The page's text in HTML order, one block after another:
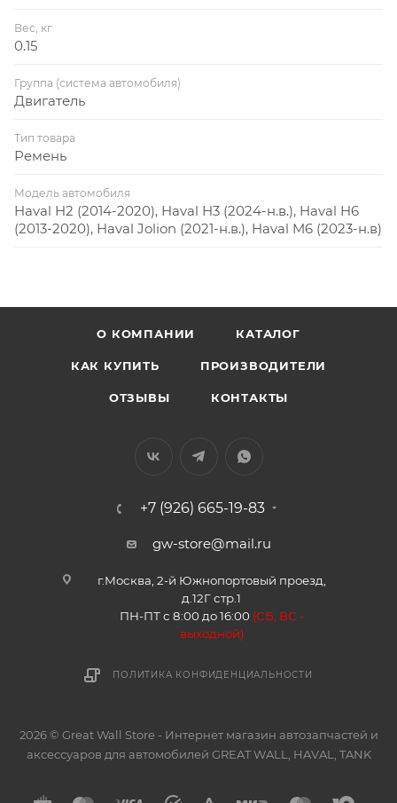
Вес, кг
0.15
Группа (система автомобиля)
Двигатель
Тип товара
Ремень
Модель автомобиля
Haval H2 (2014-2020), Haval H3 (2024-н.в.), Haval H6
(2013-2020), Haval Jolion (2021-н.в.), Haval M6 (2023-н.в)
О КОМПАНИИ КАТАЛОГ
КАК КУПИТЬ ПРОИЗВОДИТЕЛИ
ОТЗЫВЫ КОНТАКТЫ
+7 (926) 665-19-83
gw-store@mail.ru
г.Москва, 2-й Южнопортовый проезд,
д.12Г стр.1
ПН-ПТ с 8:00 до 16:00 (СБ, ВС -
выходной)
ПОЛИТИКА КОНФИДЕНЦИАЛЬНОСТИ
2026 © Great Wall Store - Интернет магазин автозапчастей и
аксессуаров для автомобилей GREAT WALL, HAVAL, TANK